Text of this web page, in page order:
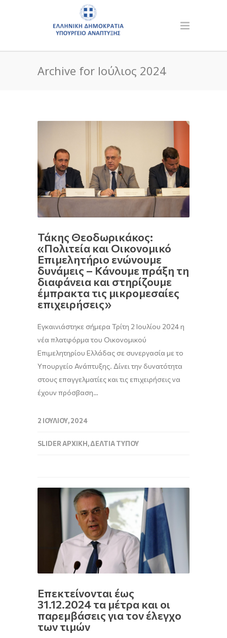
Archive for Ιούλιος 2024
Τάκης Θεοδωρικάκος:
«Πολιτεία και Οικονομικό
Επιμελητήριο ενώνουμε
δυνάμεις – Κάνουμε πράξη τη
διαφάνεια και στηρίζουμε
έμπρακτα τις μικρομεσαίες
επιχειρήσεις»
Εγκαινιάστηκε σήμερα Τρίτη 2 Ιουλίου 2024 η
νέα πλατφόρμα του Οικονομικού
Επιμελητηρίου Ελλάδας σε συνεργασία με το
Υπουργείο Ανάπτυξης. Δίνει την δυνατότητα
στους επαγγελματίες και τις επιχειρήσεις να
έχουν πρόσβαση…
2 ΙΟΥΛΊΟΥ, 2024
SLIDER ΑΡΧΙΚΉ,ΔΕΛΤΊΑ ΤΎΠΟΥ
Επεκτείνονται έως
31.12.2024 τα μέτρα και οι
παρεμβάσεις για τον έλεγχο
των τιμών